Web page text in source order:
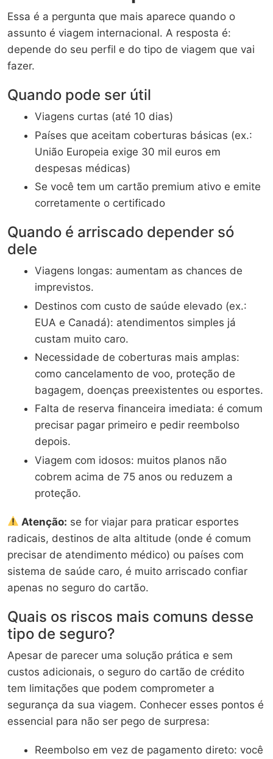
Essa é a pergunta que mais aparece quando o
assunto é viagem internacional. A resposta é:
depende do seu perfil e do tipo de viagem que vai
fazer.
Quando pode ser útil
Viagens curtas (até 10 dias)
Países que aceitam coberturas básicas (ex.:
União Europeia exige 30 mil euros em
despesas médicas)
Se você tem um cartão premium ativo e emite
corretamente o certificado
Quando é arriscado depender só
dele
Viagens longas: aumentam as chances de
imprevistos.
Destinos com custo de saúde elevado (ex.:
EUA e Canadá): atendimentos simples já
custam muito caro.
Necessidade de coberturas mais amplas:
como cancelamento de voo, proteção de
bagagem, doenças preexistentes ou esportes.
Falta de reserva financeira imediata: é comum
precisar pagar primeiro e pedir reembolso
depois.
Viagem com idosos: muitos planos não
cobrem acima de 75 anos ou reduzem a
proteção.
Atenção: se for viajar para praticar esportes
radicais, destinos de alta altitude (onde é comum
precisar de atendimento médico) ou países com
sistema de saúde caro, é muito arriscado confiar
apenas no seguro do cartão.
Quais os riscos mais comuns desse
tipo de seguro?
Apesar de parecer uma solução prática e sem
custos adicionais, o seguro do cartão de crédito
tem limitações que podem comprometer a
segurança da sua viagem. Conhecer esses pontos é
essencial para não ser pego de surpresa:
Reembolso em vez de pagamento direto: você